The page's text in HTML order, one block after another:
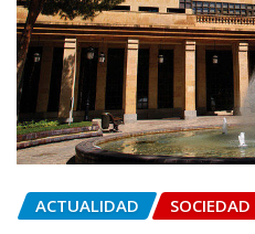
ACTUALIDAD SOCIEDAD